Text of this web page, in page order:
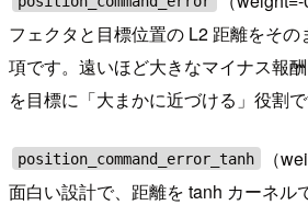
フェクタと目標位置の L2 距離をその
項です。遠いほど大きなマイナス報
を目標に「大まかに近づける」役割で
position_command_error_tanh
（
面白い設計で、距離を tanh カーネル